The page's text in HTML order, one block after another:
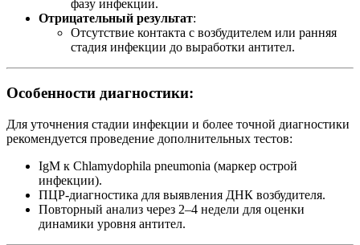
фазу инфекции.
Отрицательный результат:
Отсутствие контакта с возбудителем или ранняя
стадия инфекции до выработки антител.
Особенности диагностики:
Для уточнения стадии инфекции и более точной диагностики
рекомендуется проведение дополнительных тестов:
IgM к Chlamydophila pneumonia (маркер острой
инфекции).
ПЦР-диагностика для выявления ДНК возбудителя.
Повторный анализ через 2–4 недели для оценки
динамики уровня антител.